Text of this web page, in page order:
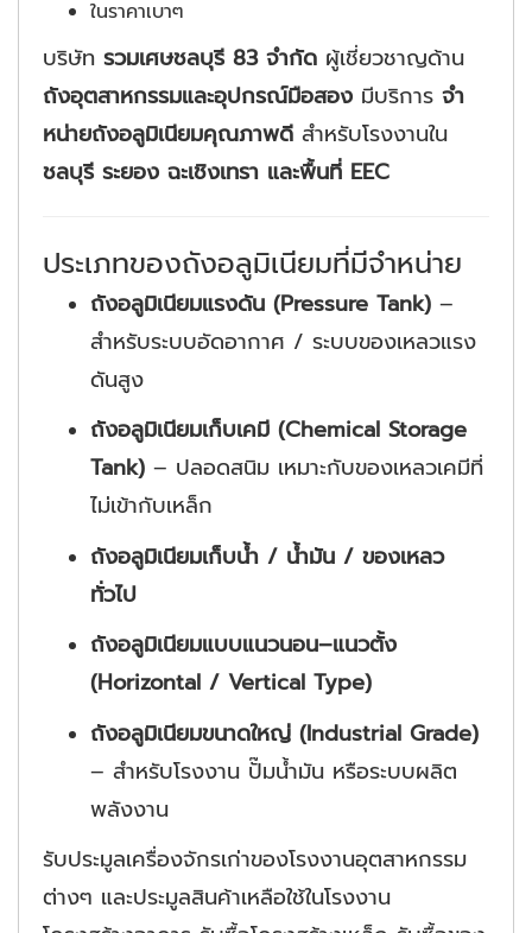
ในราคาเบาๆ
บริษัท รวมเศษชลบุรี 83 จำกัด ผู้เชี่ยวชาญด้าน
ถังอุตสาหกรรมและอุปกรณ์มือสอง มีบริการ จำ
หน่ายถังอลูมิเนียมคุณภาพดี สำหรับโรงงานใน
ชลบุรี ระยอง ฉะเชิงเทรา และพื้นที่ EEC
ประเภทของถังอลูมิเนียมที่มีจำหน่าย
ถังอลูมิเนียมแรงดัน (Pressure Tank) –
สำหรับระบบอัดอากาศ / ระบบของเหลวแรง
ดันสูง
ถังอลูมิเนียมเก็บเคมี (Chemical Storage
Tank) – ปลอดสนิม เหมาะกับของเหลวเคมีที่
ไม่เข้ากับเหล็ก
ถังอลูมิเนียมเก็บน้ำ / น้ำมัน / ของเหลว
ทั่วไป
ถังอลูมิเนียมแบบแนวนอน–แนวตั้ง
(Horizontal / Vertical Type)
ถังอลูมิเนียมขนาดใหญ่ (Industrial Grade)
– สำหรับโรงงาน ปั๊มน้ำมัน หรือระบบผลิต
พลังงาน
รับประมูลเครื่องจักรเก่าของโรงงานอุตสาหกรรม
ต่างๆ และประมูลสินค้าเหลือใช้ในโรงงาน